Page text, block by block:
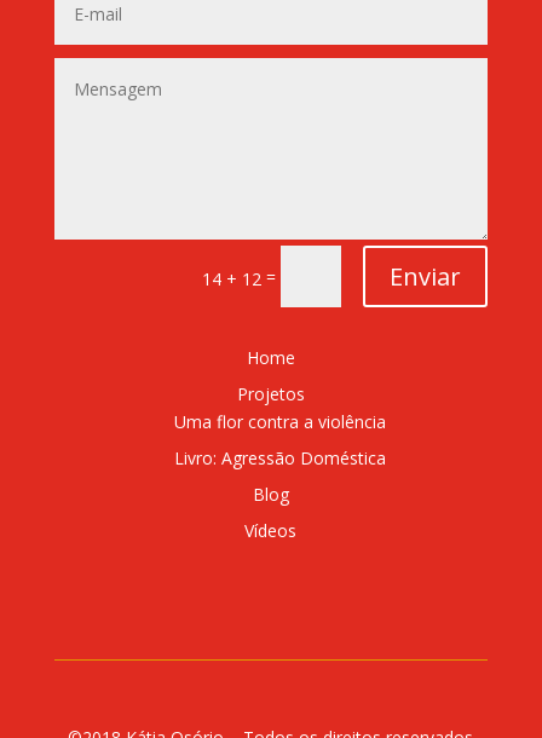
14 + 12 = Enviar
Home
Projetos
Uma flor contra a violência
Livro: Agressão Doméstica
Blog
Vídeos